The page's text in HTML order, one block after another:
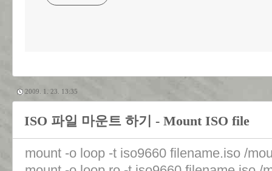
2009. 1. 23. 13:35
ISO 파일 마운트 하기 - Mount ISO file
mount -o loop -t iso9660 filename.iso /